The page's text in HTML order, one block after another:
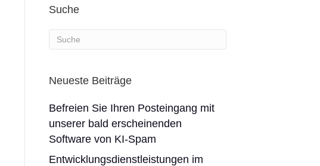
Suche
Neueste Beiträge
Befreien Sie Ihren Posteingang mit
unserer bald erscheinenden
Software von KI-Spam
Entwicklungsdienstleistungen im